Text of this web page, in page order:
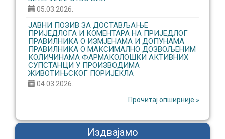
05.03.2026.
ЈАВНИ ПОЗИВ ЗА ДОСТАВЉАЊЕ
ПРИЈЕДЛОГА И КОМЕНТАРА НА ПРИЈЕДЛОГ
ПРАВИЛНИКА О ИЗМЈЕНАМА И ДОПУНАМА
ПРАВИЛНИКА О МАКСИМАЛНО ДОЗВОЉЕНИМ
КОЛИЧИНАМА ФАРМАКОЛОШКИ АКТИВНИХ
СУПСТАНЦИ У ПРОИЗВОДИМА
ЖИВОТИЊСКОГ ПОРИЈЕКЛА
04.03.2026.
Прочитај опширније »
Издвајамо